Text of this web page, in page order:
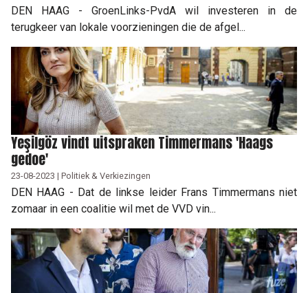
DEN HAAG - GroenLinks-PvdA wil investeren in de
terugkeer van lokale voorzieningen die de afgel...
Yeşilgöz vindt uitspraken Timmermans 'Haags
gedoe'
23-08-2023 | Politiek & Verkiezingen
DEN HAAG - Dat de linkse leider Frans Timmermans niet
zomaar in een coalitie wil met de VVD vin...